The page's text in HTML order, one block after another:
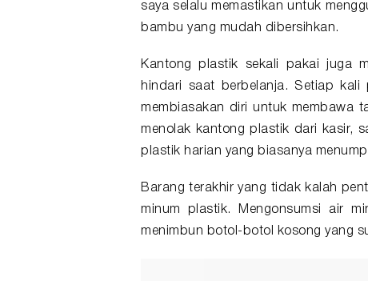
saya selalu memastikan untuk
bambu yang mudah dibersihkan.
Kantong plastik sekali pakai juga
hindari saat berbelanja. Setiap kali
membiasakan diri untuk membawa
menolak kantong plastik dari kasir,
plastik harian yang biasanya
Barang terakhir yang tidak kalah
minum plastik. Mengonsumsi air
menimbun botol-botol kosong yang